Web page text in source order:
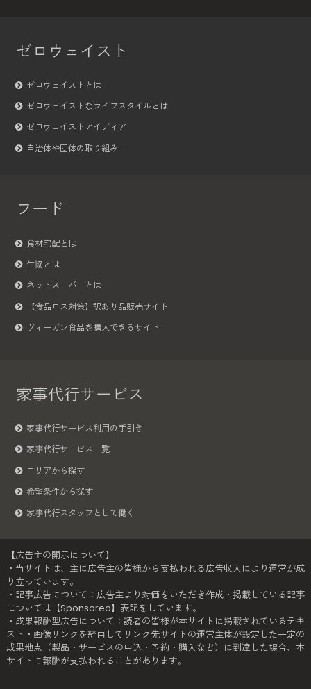
ゼロウェイスト
ゼロウェイストとは
ゼロウェイストなライフスタイルとは
ゼロウェイストアイディア
自治体や団体の取り組み
フード
食材宅配とは
生協とは
ネットスーパーとは
【食品ロス対策】訳あり品販売サイト
ヴィーガン食品を購入できるサイト
家事代行サービス
家事代行サービス利用の手引き
家事代行サービス一覧
エリアから探す
希望条件から探す
家事代行スタッフとして働く
【広告主の開示について】
・当サイトは、主に広告主の皆様から支払われる広告収入により運営が成
り立っています。
・記事広告について：広告主より対価をいただき作成・掲載している記事
については【Sponsored】表記をしています。
・成果報酬型広告について：読者の皆様が本サイトに掲載されているテキ
スト・画像リンクを経由してリンク先サイトの運営主体が設定した一定の
成果地点（製品・サービスの申込・予約・購入など）に到達した場合、本
サイトに報酬が支払われることがあります。